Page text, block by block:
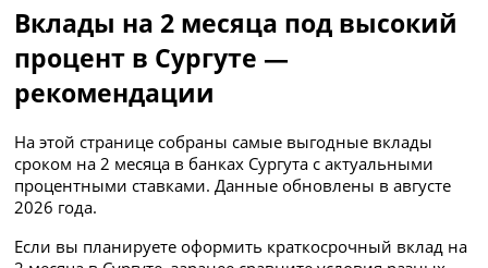
Вклады на 2 месяца под высокий
процент в Сургуте —
рекомендации
На этой странице собраны самые выгодные вклады
сроком на 2 месяца в банках Сургута с актуальными
процентными ставками. Данные обновлены в августе
2026 года.
Если вы планируете оформить краткосрочный вклад на